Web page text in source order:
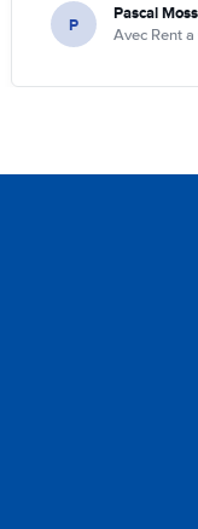
P Pascal
Avec Rent